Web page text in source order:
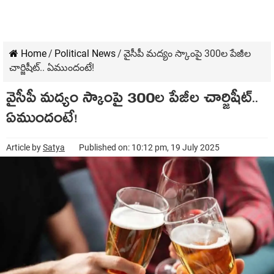
Home/ Political News/ వైసీపీ మ‌ద్యం స్కాంపై 300ల పేజీల
చార్జిషీట్‌.. ఏముందంటే!
వైసీపీ మ‌ద్యం స్కాంపై 300ల పేజీల చార్జిషీట్‌..
ఏముందంటే!
Article bySatya Published on: 10:12 pm, 19 July 2025